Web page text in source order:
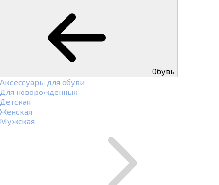
Обувь
Аксессуары для обуви
Для новорожденных
Детская
Женская
Мужская